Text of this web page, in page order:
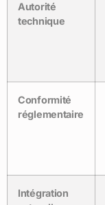
Autorité
technique
Conformité
réglementaire
Intégration